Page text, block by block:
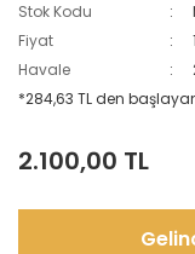
Stok Kodu
Fiyat
Havale
*284,63 TL den
2.100,00 TL